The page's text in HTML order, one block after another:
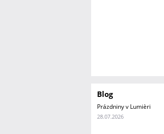
Blog
Prázdniny v Lumièri
28.07.2026